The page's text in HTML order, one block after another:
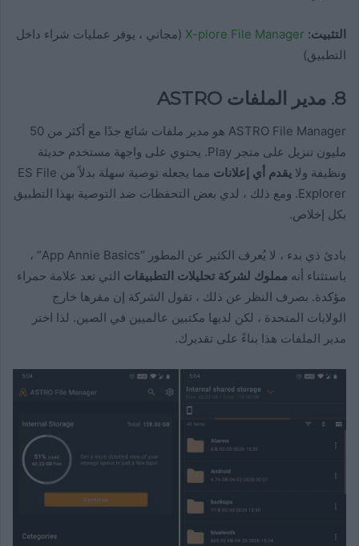
التثبيت: X-plore File Manager (مجاني ، يوفر عمليات شراء داخل
التطبيق)
8. مدير الملفات ASTRO
ASTRO File Manager هو مدير ملفات شائع جدًا مع أكثر من 50
مليون تنزيل على متجر Play. يحتوي على واجهة مستخدم حديثة
ونظيفة ولا يقدم أي إعلانات
مما يجعله توصية سهلة بدلاً من ES File
Explorer. ومع ذلك ، لدي بعض التحفظات ضد التوصية بهذا التطبيق
بكل إخلاص.
بادئ ذي بدء ، لا يُعرف الكثير عن المطور “App Annie Basics” ،
باستثناء أنه مملوك لشركة تحليلات التطبيقات التي تعد علامة حمراء
مؤكدة. بصرف النظر عن ذلك ، تقول الشركة إن مقرها خارج
الولايات المتحدة ، لكن لديها مكتبين عالميين في الصين. لذا اختر
مدير الملفات هذا بناءً على تقديرك.